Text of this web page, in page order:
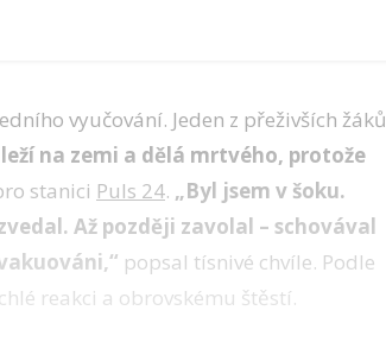
vyučování. Jeden z přeživších žáků
leží na zemi a dělá mrtvého, protože
stanici Puls 24. „Byl jsem v šoku.
Až později zavolal – schovával
popsal tísnivé chvíle. Podle
reakci a obrovskému štěstí.